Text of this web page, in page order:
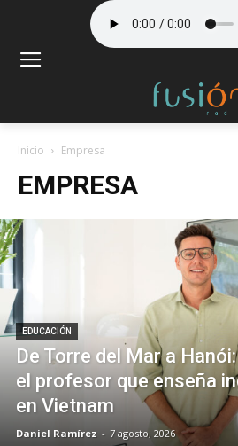
Inicio Empresa
EMPRESA
EDUCACIÓN
De Torre del Mar a
el profesor que enseña
en Vietnam
Daniel Ramírez - 7 agosto, 2026